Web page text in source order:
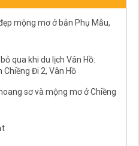
mộng mơ ở bản Phụ Mẫu,
qua khi du lịch Vân Hồ:
Chiềng Đi 2, Vân Hồ
sơ và mộng mơ ở Chiềng